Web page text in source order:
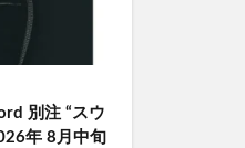
別注 “スウ
年 8月中旬